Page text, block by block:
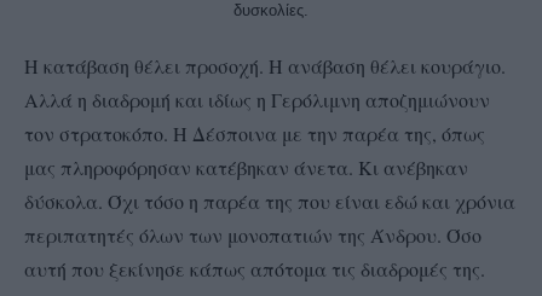
δυσκολίες.
Η κατάβαση θέλει προσοχή. Η ανάβαση θέλει κουράγιο.
Αλλά η διαδρομή και ιδίως η Γερόλιμνη αποζημιώνουν
τον στρατοκόπο. Η Δέσποινα με την παρέα της, όπως
μας πληροφόρησαν κατέβηκαν άνετα. Κι ανέβηκαν
δύσκολα. Όχι τόσο η παρέα της που είναι εδώ και χρόνια
περιπατητές όλων των μονοπατιών της Άνδρου. Όσο
αυτή που ξεκίνησε κάπως απότομα τις διαδρομές της.